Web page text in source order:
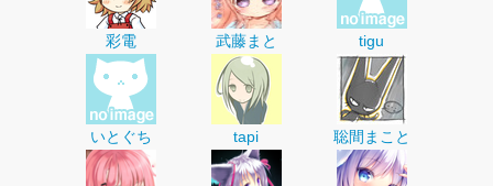
彩電 武藤まと tigu
いとぐち tapi 聡間まこと